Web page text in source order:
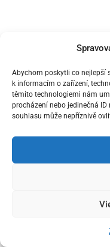
Abychom poskytli co nejlepší
k informacím o zařízení,
těmito technologiemi nám
procházení nebo jedinečná
souhlasu může nepříznivě